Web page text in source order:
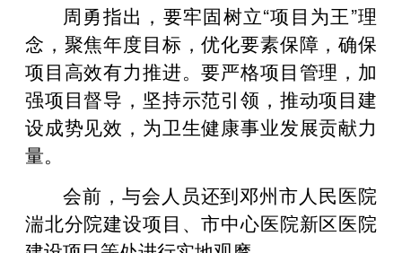
周勇指出，要牢固树立“项目为王”理
念，聚焦年度目标，优化要素保障，确保
项目高效有力推进。要严格项目管理，加
强项目督导，坚持示范引领，推动项目建
设成势见效，为卫生健康事业发展贡献力
量。
会前，与会人员还到邓州市人民医院
湍北分院建设项目、市中心医院新区医院